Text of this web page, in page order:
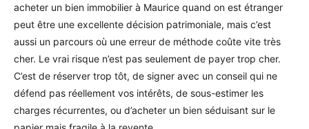
acheter un bien immobilier à Maurice quand on est étranger
peut être une excellente décision patrimoniale, mais c’est
aussi un parcours où une erreur de méthode coûte vite très
cher. Le vrai risque n’est pas seulement de payer trop cher.
C’est de réserver trop tôt, de signer avec un conseil qui ne
défend pas réellement vos intérêts, de sous-estimer les
charges récurrentes, ou d’acheter un bien séduisant sur le